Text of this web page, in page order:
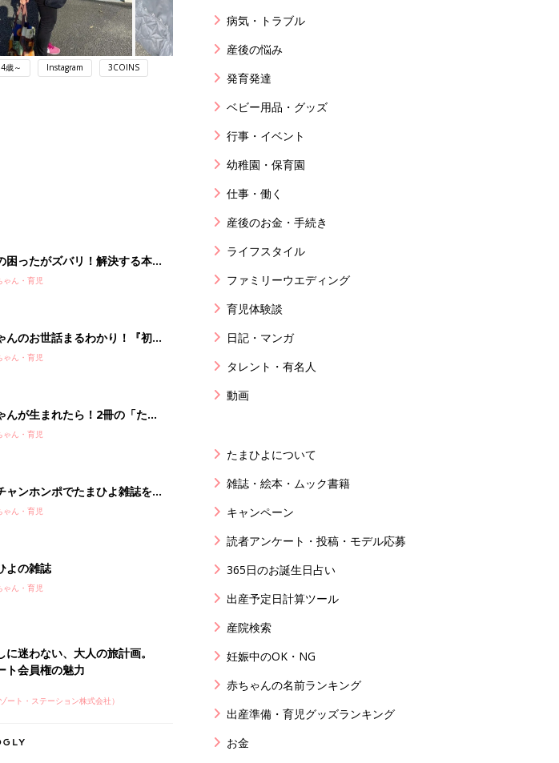
4歳～ Instagram 3COINS
困ったがズバリ！解決する本
こクラブ 秋号』 4カ月～2才
ゃん・育児
んのお世話まるわかり！『初め
よこクラブ 夏号』〈巻頭大特
ゃん・育児
んが生まれたら！2冊の「たま
ゃん・育児
ャンホンポでたまひよ雑誌を買
イント10倍【期間限定】
ゃん・育児
よの雑誌
ゃん・育児
に迷わない、大人の旅計画。
ト会員権の魅力
ート・ステーション株式会社）
病気・トラブル
産後の悩み
発育発達
ベビー用品・グッズ
行事・イベント
幼稚園・保育園
仕事・働く
産後のお金・手続き
ライフスタイル
ファミリーウエディング
育児体験談
日記・マンガ
タレント・有名人
動画
たまひよについて
雑誌・絵本・ムック書籍
キャンペーン
読者アンケート・投稿・モデル応募
365日のお誕生日占い
出産予定日計算ツール
産院検索
妊娠中のOK・NG
赤ちゃんの名前ランキング
出産準備・育児グッズランキング
お金